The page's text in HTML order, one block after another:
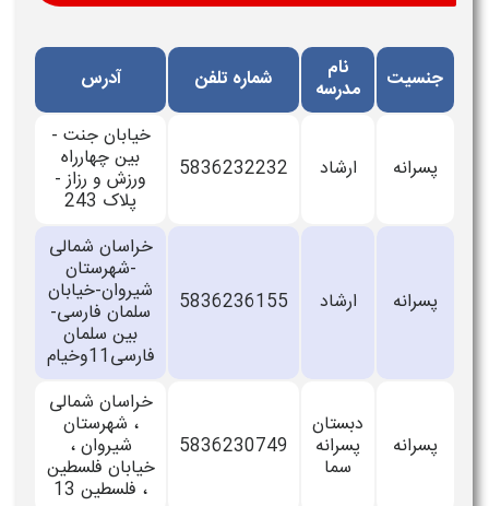
جنسیت نام
مدرسه شماره تلفن آدرس
پسرانه ارشاد 5836232232
خیابان جنت -
بین چهارراه
ورزش و رزاز -
پلاک 243
پسرانه ارشاد 5836236155
خراسان شمالی
-شهرستان
شیروان-خیابان
سلمان فارسی-
بین سلمان
فارسی11وخیام
پسرانه
دبستان
پسرانه
سما
5836230749
خراسان شمالی
، شهرستان
شیروان ،
خیابان فلسطین
، فلسطین 13